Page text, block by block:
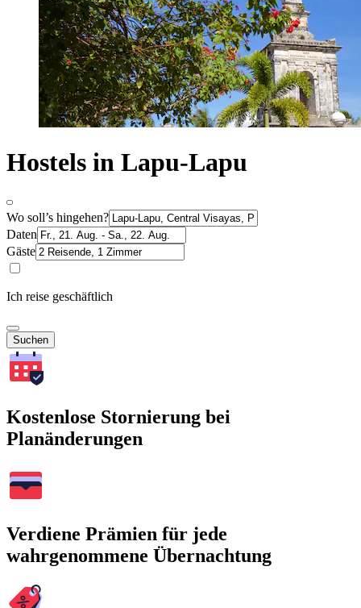
Hostels in Lapu-Lapu
Wo soll’s hingehen?
Daten
Gäste
Ich reise geschäftlich
Suchen
Kostenlose Stornierung bei
Planänderungen
Verdiene Prämien für jede
wahrgenommene Übernachtung